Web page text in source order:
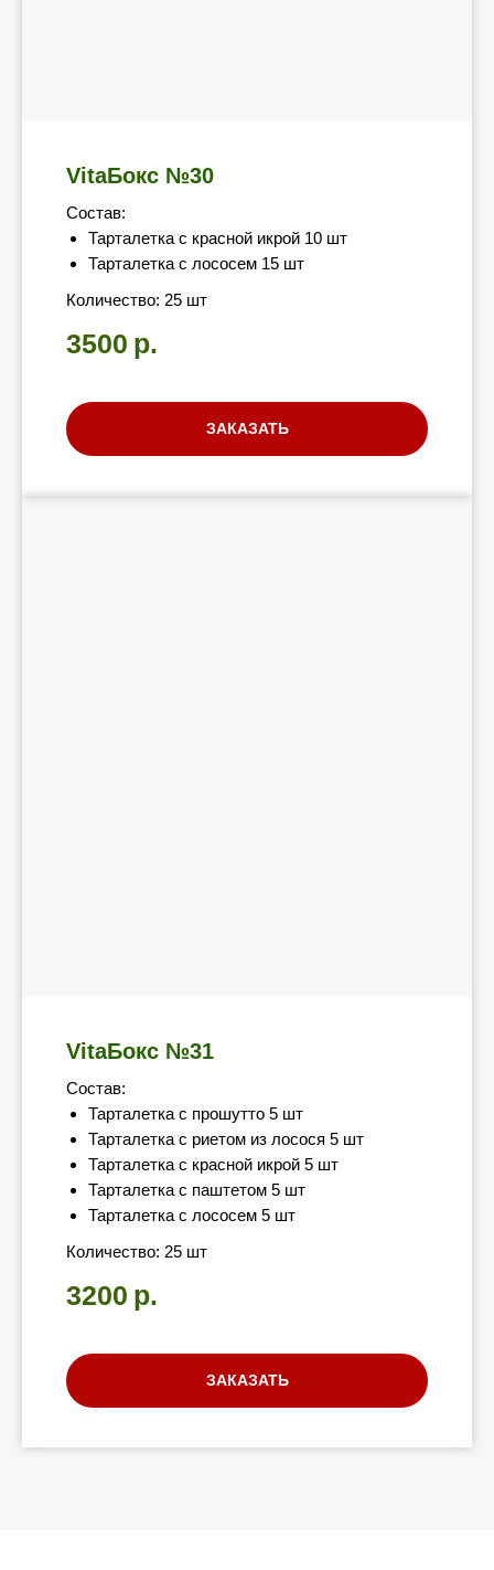
VitaБокс №30
Состав:
Тарталетка с красной икрой 10 шт
Тарталетка с лососем 15 шт
Количество: 25 шт
3500 р.
ЗАКАЗАТЬ
VitaБокс №31
Состав:
Тарталетка с прошутто 5 шт
Тарталетка с риетом из лосося 5 шт
Тарталетка с красной икрой 5 шт
Тарталетка с паштетом 5 шт
Тарталетка с лососем 5 шт
Количество: 25 шт
3200 р.
ЗАКАЗАТЬ